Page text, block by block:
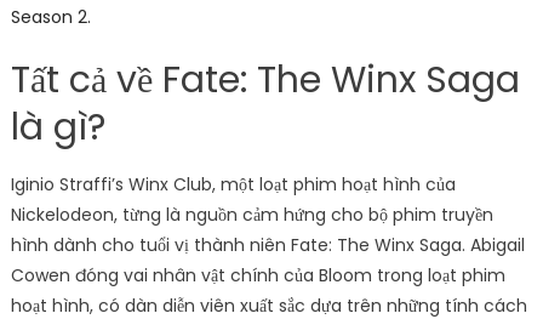
Season 2.
Tất cả về Fate: The Winx Saga
là gì?
Iginio Straffi’s Winx Club, một loạt phim hoạt hình của
Nickelodeon, từng là nguồn cảm hứng cho bộ phim truyền
hình dành cho tuổi vị thành niên Fate: The Winx Saga. Abigail
Cowen đóng vai nhân vật chính của Bloom trong loạt phim
hoạt hình, có dàn diễn viên xuất sắc dựa trên những tính cách